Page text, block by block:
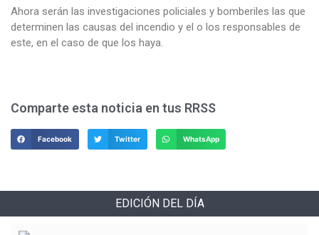
Ahora serán las investigaciones policiales y bomberiles las que
determinen las causas del incendio y el o los responsables de
este, en el caso de que los haya.
Comparte esta noticia en tus RRSS
Facebook Twitter WhatsApp
EDICIÓN DEL DÍA